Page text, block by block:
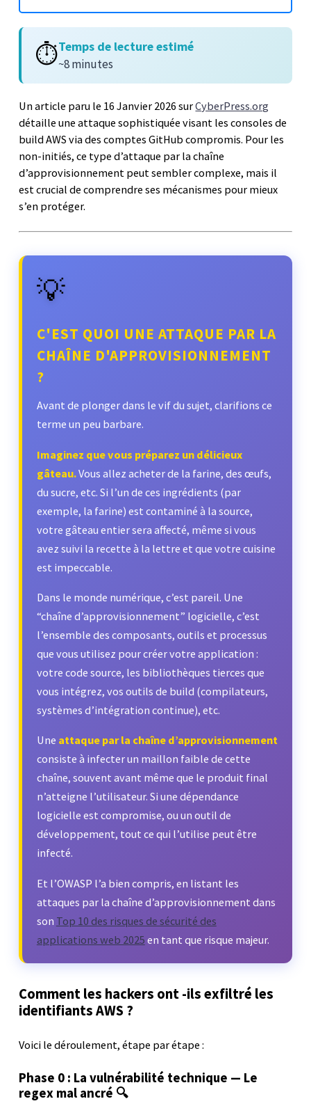
⏱️Temps de lecture estimé
~8 minutes
Un article paru le 16 Janvier 2026 surCyberPress.org
détaille une attaque sophistiquée visant les consoles de
build AWS via des comptes GitHub compromis. Pour les
non-initiés, ce type d’attaque par la chaîne
d’approvisionnement peut sembler complexe, mais il
est crucial de comprendre ses mécanismes pour mieux
s’en protéger.
💡
C'EST QUOI UNE ATTAQUE PAR LA
CHAÎNE D'APPROVISIONNEMENT
?
Avant de plonger dans le vif du sujet, clarifions ce
terme un peu barbare.
Imaginez que vous préparez un délicieux
gâteau.Vous allez acheter de la farine, des œufs,
du sucre, etc. Si l’un de ces ingrédients (par
exemple, la farine) est contaminé à la source,
votre gâteau entier sera affecté, même si vous
avez suivi la recette à la lettre et que votre cuisine
est impeccable.
Dans le monde numérique, c’est pareil. Une
“chaîne d’approvisionnement” logicielle, c’est
l’ensemble des composants, outils et processus
que vous utilisez pour créer votre application :
votre code source, les bibliothèques tierces que
vous intégrez, vos outils de build (compilateurs,
systèmes d’intégration continue), etc.
Une attaque par la chaîne d’approvisionnement
consiste à infecter un maillon faible de cette
chaîne, souvent avant même que le produit final
n’atteigne l’utilisateur. Si une dépendance
logicielle est compromise, ou un outil de
développement, tout ce qui l’utilise peut être
infecté.
Et l’OWASP l’a bien compris, en listant les
attaques par la chaîne d’approvisionnement dans
son Top 10 des risques de sécurité des
applications web 2025 en tant que risque majeur.
Comment les hackers ont -ils exfiltré les
identifiants AWS ?
Voici le déroulement, étape par étape :
Phase 0 : La vulnérabilité technique — Le
regex mal ancré 🔍